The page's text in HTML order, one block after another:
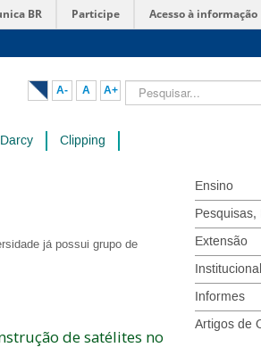
BR Participe Acesso à informação
A- A A+ Pesquisar...
Clipping
já possui grupo de
de satélites no
Ensino
Extensão
Institucional
Informes
Artigos de